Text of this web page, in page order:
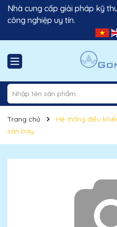
Nhà cung cấp giải pháp kỹ
công nghiệp uy tín.
Trang chủ
Hệ thống điều
sân bay